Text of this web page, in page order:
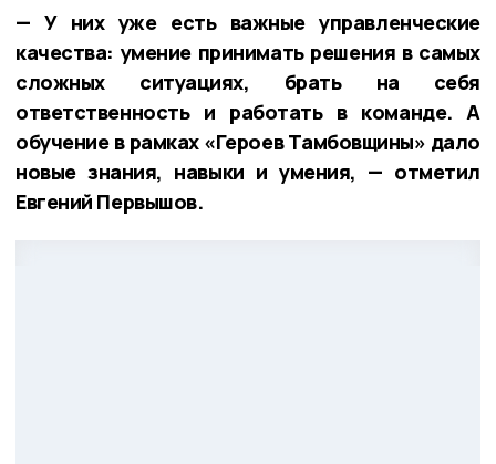
— У них уже есть важные управленческие
качества: умение принимать решения в самых
сложных ситуациях, брать на себя
ответственность и работать в команде. А
обучение в рамках «Героев Тамбовщины» дало
новые знания, навыки и умения, — отметил
Евгений Первышов.